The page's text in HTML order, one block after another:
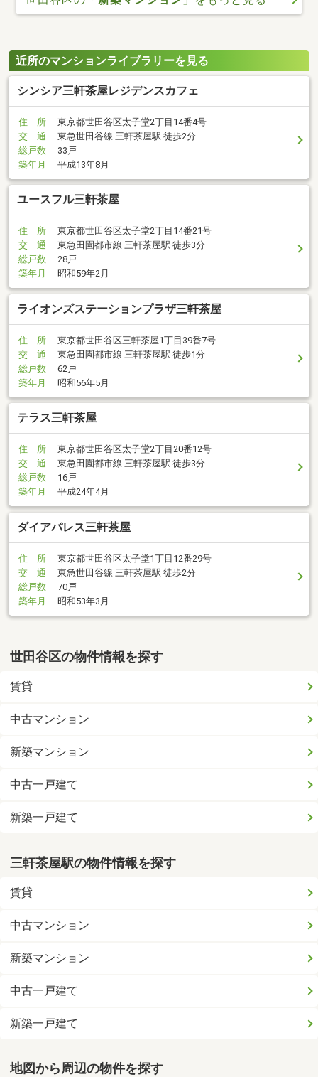
近所のマンションライブラリーを見る
シンシア三軒茶屋レジデンスカフェ
住 所
東京都世田谷区太子堂2丁目14番4号
交 通
東急世田谷線 三軒茶屋駅 徒歩2分
総戸数
33戸
築年月
平成13年8月
ユースフル三軒茶屋
住 所
東京都世田谷区太子堂2丁目14番21号
交 通
東急田園都市線 三軒茶屋駅 徒歩3分
総戸数
28戸
築年月
昭和59年2月
ライオンズステーションプラザ三軒茶屋
住 所
東京都世田谷区三軒茶屋1丁目39番7号
交 通
東急田園都市線 三軒茶屋駅 徒歩1分
総戸数
62戸
築年月
昭和56年5月
テラス三軒茶屋
住 所
東京都世田谷区太子堂2丁目20番12号
交 通
東急田園都市線 三軒茶屋駅 徒歩3分
総戸数
16戸
築年月
平成24年4月
ダイアパレス三軒茶屋
住 所
東京都世田谷区太子堂1丁目12番29号
交 通
東急世田谷線 三軒茶屋駅 徒歩2分
総戸数
70戸
築年月
昭和53年3月
世田谷区の物件情報を探す
賃貸
中古マンション
新築マンション
中古一戸建て
新築一戸建て
三軒茶屋駅の物件情報を探す
賃貸
中古マンション
新築マンション
中古一戸建て
新築一戸建て
地図から周辺の物件を探す